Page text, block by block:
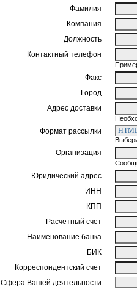
Фамилия
Компания
Должность
Контактный телефон
Факс
Город
Адрес доставки
Формат рассылки
Организация
Юридический адрес
ИНН
КПП
Расчетный счет
Наименование банка
БИК
Корреспондентский счет
Сфера Вашей деятельности